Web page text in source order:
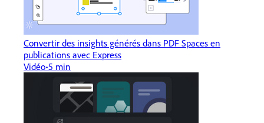
Convertir des insights générés dans PDF Spaces en
publications avec Express
Vidéo 5 min